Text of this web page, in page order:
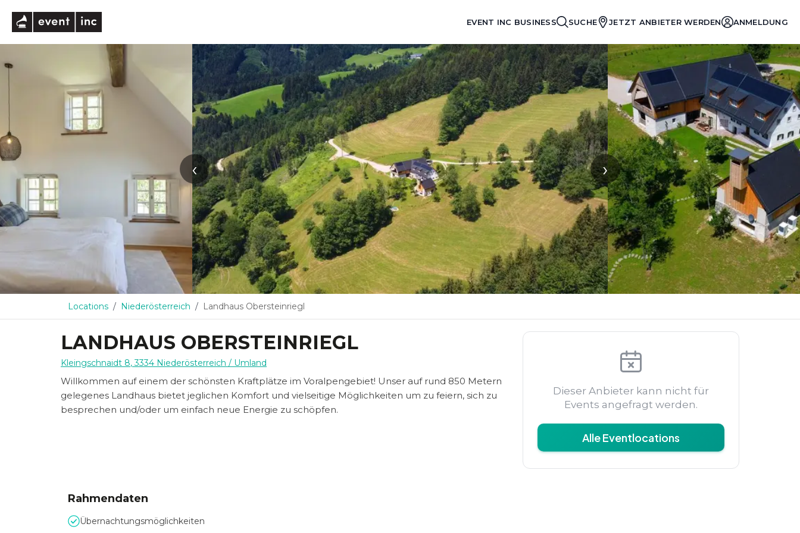
EVENT INC BUSINESS SUCHE JETZT ANBIETER WERDEN ANMELDUNG
‹ ›
Locations Niederösterreich Landhaus Obersteinriegl
LANDHAUS OBERSTEINRIEGL
Kleingschnaidt 8,3334 Niederösterreich / Umland
Willkommen auf einem der schönsten Kraftplätze im Voralpengebiet! Unser auf rund 850 Metern
gelegenes Landhaus bietet jeglichen Komfort und vielseitige Möglichkeiten um zu feiern, sich zu
besprechen und/oder um einfach neue Energie zu schöpfen.
Dieser Anbieter kann nicht für
Events angefragt werden.
Alle Eventlocations
Rahmendaten
Übernachtungsmöglichkeiten